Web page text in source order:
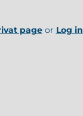
pageor Log in